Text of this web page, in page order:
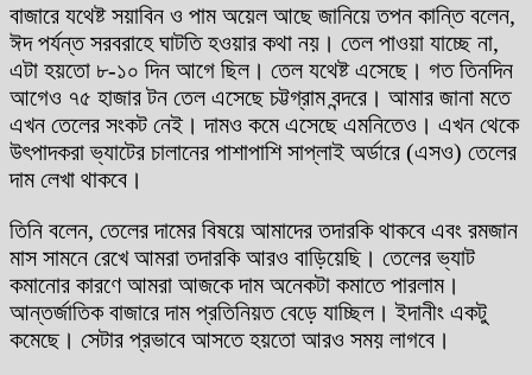
বাজারে যথেষ্ট সয়াবিন ও পাম অয়েল আছে জানিয়ে তপন কান্তি বলেন,
ঈদ পর্যন্ত সরবরাহে ঘাটতি হওয়ার কথা নয়। তেল পাওয়া যাচ্ছে না,
এটা হয়তো ৮-১০ দিন আগে ছিল। তেল যথেষ্ট এসেছে। গত তিনদিন
আগেও ৭৫ হাজার টন তেল এসেছে চট্টগ্রাম বন্দরে। আমার জানা মতে
এখন তেলের সংকট নেই। দামও কমে এসেছে এমনিতেও। এখন থেকে
উৎপাদকরা ভ্যাটের চালানের পাশাপাশি সাপ্লাই অর্ডারে (এসও) তেলের
দাম লেখা থাকবে।
তিনি বলেন, তেলের দামের বিষয়ে আমাদের তদারকি থাকবে এবং রমজান
মাস সামনে রেখে আমরা তদারকি আরও বাড়িয়েছি। তেলের ভ্যাট
কমানোর কারণে আমরা আজকে দাম অনেকটা কমাতে পারলাম।
আন্তর্জাতিক বাজারে দাম প্রতিনিয়ত বেড়ে যাচ্ছিল। ইদানীং একটু
কমেছে। সেটার প্রভাবে আসতে হয়তো আরও সময় লাগবে।